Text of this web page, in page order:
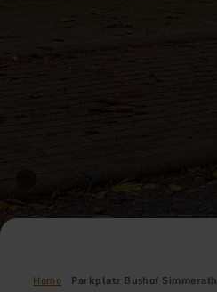
Home Parkplatz Bushof Simmerath